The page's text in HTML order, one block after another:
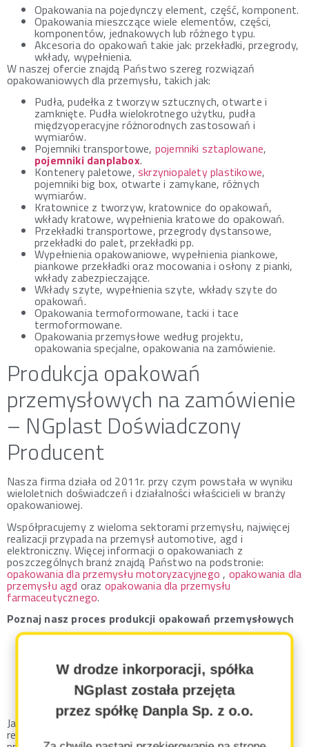
Opakowania na pojedynczy element, część, komponent.
Opakowania mieszczące wiele elementów, części,
komponentów, jednakowych lub różnego typu.
Akcesoria do opakowań takie jak: przekładki, przegrody,
wkłady, wypełnienia.
W naszej ofercie znajdą Państwo szereg rozwiązań
opakowaniowych dla przemysłu, takich jak:
Pudła, pudełka z tworzyw sztucznych, otwarte i
zamknięte. Pudła wielokrotnego użytku, pudła
międzyoperacyjne różnorodnych zastosowań i
wymiarów.
Pojemniki transportowe, pojemniki sztaplowane,
pojemniki danplabox.
Kontenery paletowe, skrzyniopalety plastikowe,
pojemniki big box, otwarte i zamykane, różnych
wymiarów.
Kratownice z tworzyw, kratownice do opakowań,
wkłady kratowe, wypełnienia kratowe do opakowań.
Przekładki transportowe, przegrody dystansowe,
przekładki do palet, przekładki pp.
Wypełnienia opakowaniowe, wypełnienia piankowe,
piankowe przekładki oraz mocowania i osłony z pianki,
wkłady zabezpieczające.
Wkłady szyte, wypełnienia szyte, wkłady szyte do
opakowań.
Opakowania termoformowane, tacki i tace
termoformowane.
Opakowania przemysłowe według projektu,
opakowania specjalne, opakowania na zamówienie.
Produkcja opakowań
przemysłowych na zamówienie
– NGplast Doświadczony
Producent
Nasza firma działa od 2011r. przy czym powstała w wyniku
wieloletnich doświadczeń i działalności właścicieli w branży
opakowaniowej.
Współpracujemy z wieloma sektorami przemysłu, najwięcej
realizacji przypada na przemysł automotive, agd i
elektroniczny. Więcej informacji o opakowaniach z
poszczególnych branż znajdą Państwo na podstronie:
opakowania dla przemysłu motoryzacyjnego , opakowania dla
przemysłu agd oraz opakowania dla przemysłu
farmaceutycznego.
Poznaj nasz proces produkcji opakowań przemysłowych
Zapytanie.
Projektowanie.
Prototypowanie.
Zatwierdzenie opakowania.
Produkcja.
Dostarczenie zamówienia.
Jako producent opakowań przemysłowych
realizujemy każdą potrzebę Klienta, od doradztwa i
W drodze inkorporacji, spółka
NGplast została przejęta
przez spółkę Danpla Sp. z o.o.